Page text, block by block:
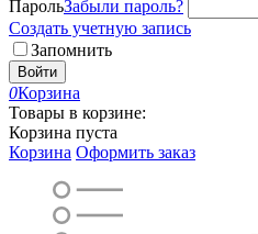
ПарольЗабыли пароль?
Создать учетную запись
Запомнить
Войти
0Корзина
Товары в корзине:
Корзина пуста
Корзина Оформить заказ